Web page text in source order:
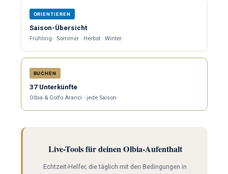
ORIENTIEREN
Saison-Übersicht
Frühling · Sommer · Herbst · Winter
BUCHEN
37 Unterkünfte
Olbia & Golfo Aranci · jede Saison
Live-Tools für deinen Olbia-Aufenthalt
Echtzeit-Helfer, die täglich mit den Bedingungen in